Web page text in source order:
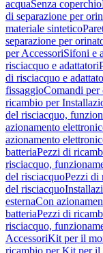
acquaSenza coperchio
di separazione per
materiale sintetico
separazione per
per AccessoriSifoni e
risciacquo e adattatori
di risciacquo e
fissaggioComandi per
ricambio per
del risciacquo,
azionamento
azionamento
batteriaPezzi di
risciacquo,
del risciacquoPezzi di
del risciacquo
esternaCon
batteriaPezzi di
risciacquo,
AccessoriKit per il
ricambio per Kit per il